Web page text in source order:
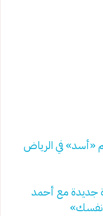
«أسد» في الرياض
جديدة مع أحمد
نفسك»